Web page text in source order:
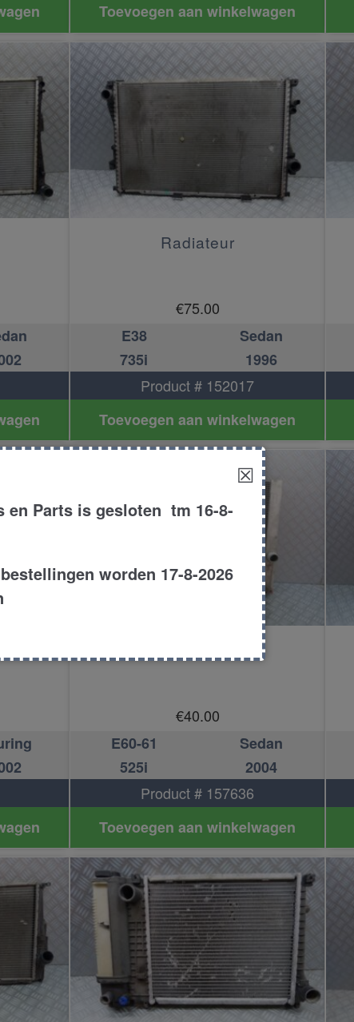
Toevoegen aan winkelwagen
Radiateur
€75.00
E38
Sedan
735i
1996
Product # 152017
Toevoegen aan winkelwagen
€40.00
E60-61
Sedan
525i
2004
Product # 157636
Toevoegen aan winkelwagen
☒
en Parts is gesloten tm 16-8-
worden 17-8-2026